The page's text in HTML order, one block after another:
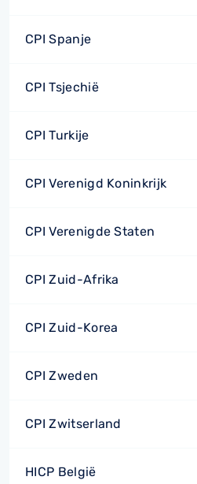
CPI Spanje
CPI Tsjechië
CPI Turkije
CPI Verenigd Koninkrijk
CPI Verenigde Staten
CPI Zuid-Afrika
CPI Zuid-Korea
CPI Zweden
CPI Zwitserland
HICP België